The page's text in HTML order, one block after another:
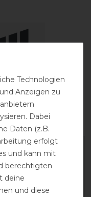
Technologien
Anzeigen zu
Dabei
Daten (z.B.
erfolgt
und kann mit
berechtigten
deine
und diese